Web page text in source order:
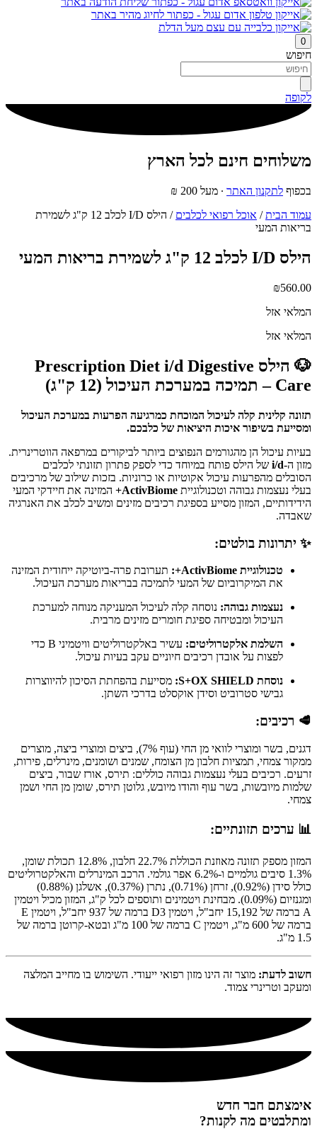
0
חיפוש
לקופה
משלוחים חינם לכל הארץ
בכפוף לתקנון האתר ∙ מעל 200 ₪
עמוד הבית/ אוכל רפואי לכלבים
/ הילס I/D לכלב 12 ק"ג לשמירת
בריאות המעי
הילס I/D לכלב 12 ק"ג לשמירת בריאות המעי
₪560.00
המלאי אזל
המלאי אזל
🐶 הילס Prescription Diet i/d Digestive
Care – תמיכה במערכת העיכול (12 ק"ג)
תזונה קלינית קלה לעיכול המוכחת כמרגיעה הפרעות במערכת העיכול
ומסייעת בשיפור איכות היציאות של כלבכם.
בעיות עיכול הן מהגורמים הנפוצים ביותר לביקורים במרפאה הווטרינרית.
מזון ה-i/d של הילס פותח במיוחד כדי לספק פתרון תזונתי לכלבים
הסובלים מהפרעות עיכול אקוטיות או כרוניות. בזכות שילוב של מרכיבים
בעלי נעצמות גבוהה וטכנולוגיית ActivBiome+
המזינה את חיידקי המעי
הידידותיים, המזון מסייע בספיגת רכיבים מזינים ומשיב לכלב את האנרגיה
שאבדה.
✨ יתרונות בולטים:
טכנולוגיית ActivBiome+:
תערובת פרה-ביוטיקה ייחודית המזינה
את המיקרוביום של המעי לתמיכה בבריאות מערכת העיכול.
נעצמות גבוהה: נוסחה קלה לעיכול המעניקה מנוחה למערכת
העיכול ומבטיחה ספיגת חומרים מזינים מרבית.
השלמת אלקטרוליטים:
עשיר באלקטרוליטים וויטמיני B כדי
לפצות על אובדן רכיבים חיוניים עקב בעיות עיכול.
נוסחת S+OX SHIELD:
מסייעת בהפחתת הסיכון להיווצרות
גבישי סטרוביט וסידן אוקסלט בדרכי השתן.
🥩 רכיבים:
דגנים, בשר ומוצרי לוואי מן החי (עוף 7%), ביצים ומוצרי ביצה, מוצרים
ממקור צמחי, תמציות חלבון מן הצומח, שמנים ושומנים, מינרלים, פירות,
זרעים. רכיבים בעלי נעצמות גבוהה כוללים: תירס, אורז שבור, ביצים
שלמות מיובשות, בשר עוף והודו מיובש, גלוטן תירס, שומן מן החי ושמן
צמחי.
📊 ערכים תזונתיים:
המזון מספק תזונה מאוזנת הכוללת 22.7% חלבון, 12.8% תכולת שומן,
1.3% סיבים גולמיים ו-6.2% אפר גולמי. הרכב המינרלים והאלקטרוליטים
כולל סידן (0.92%), זרחן (0.71%), נתרן (0.37%), אשלגן (0.88%)
ומגנזיום (0.09%). מבחינת ויטמינים ותוספים לכל ק"ג, המזון מכיל ויטמין
A ברמה של 15,192 יחב"ל, ויטמין D3 ברמה של 937 יחב"ל, ויטמין E
ברמה של 600 מ"ג, ויטמין C ברמה של 100 מ"ג ובטא-קרוטן ברמה של
1.5 מ"ג.
חשוב לדעת: מוצר זה הינו מזון רפואי ייעודי. השימוש בו מחייב המלצה
ומעקב וטרינרי צמוד.
אימצתם חבר חדש
ומתלבטים מה לקנות?